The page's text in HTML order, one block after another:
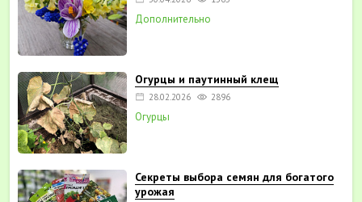
Дополнительно
Огурцы и паутинный клещ
28.02.2026 2896
Огурцы
Секреты выбора семян для богатого
урожая